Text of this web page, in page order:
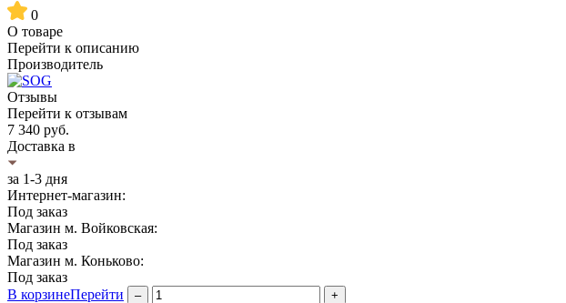
0
О товаре
Перейти к описанию
Производитель
Отзывы
Перейти к отзывам
7 340 руб.
Доставка в
за 1-3 дня
Интернет-магазин:
Под заказ
Магазин м. Войковская:
Под заказ
Магазин м. Коньково:
Под заказ
В корзинеПерейти – +